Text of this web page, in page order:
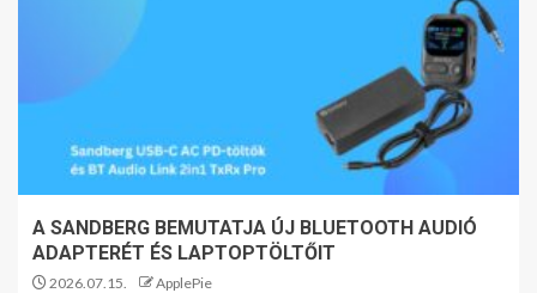
A SANDBERG BEMUTATJA ÚJ BLUETOOTH AUDIÓ
ADAPTERÉT ÉS LAPTOPTÖLTŐIT
2026.07.15. ApplePie